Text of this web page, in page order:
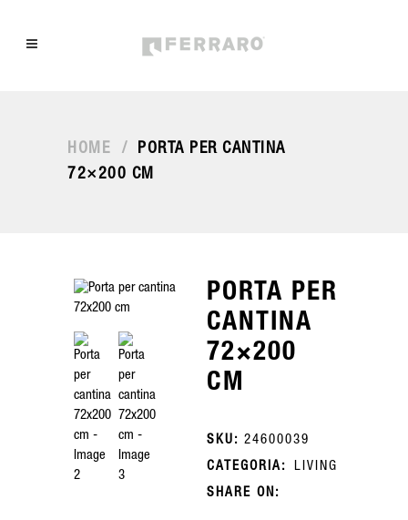
HOME /
PORTA PER CANTINA
72×200 CM
PORTA PER
CANTINA
72×200
CM
SKU:24600039
CATEGORIA:
LIVING
SHARE ON: